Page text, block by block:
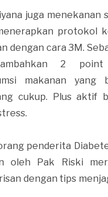
juga menekanan
protokol
dengan cara 3M.
2
makanan yang
cukup. Plus aktif
penderita
oleh Pak Riski
dengan tips